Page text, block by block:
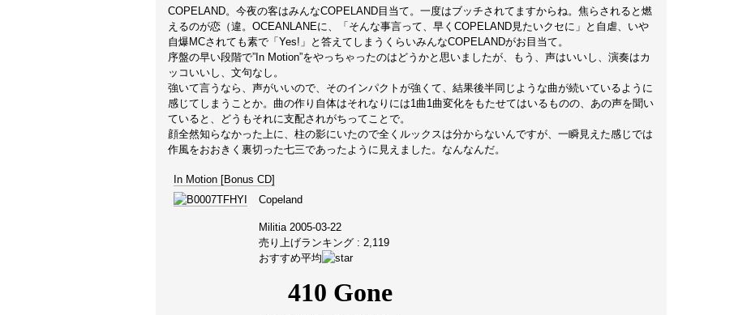
COPELAND。今夜の客はみんなCOPELAND目当て。一度はブッチされてますからね。焦らされると燃
えるのが恋（違。OCEANLANEに、「そんな事言って、早くCOPELAND見たいクセに」と自虐、いや
自爆MCされても素で「Yes!」と答えてしまうくらいみんなCOPELANDがお目当て。
序盤の早い段階で”In Motion”をやっちゃったのはどうかと思いましたが、もう、声はいいし、演奏はカ
ッコいいし、文句なし。
強いて言うなら、声がいいので、そのインパクトが強くて、結果後半同じような曲が続いているように
感じてしまうことか。曲の作り自体はそれなりには1曲1曲変化をもたせてはいるものの、あの声を聞い
ていると、どうもそれに支配されがちってことで。
顔全然知らなかった上に、柱の影にいたので全くルックスは分からないんですが、一瞬見えた感じでは
作風をおおきく裏切った七三であったように見えました。なんなんだ。
In Motion [Bonus CD]
Copeland
Militia 2005-03-22
売り上げランキング : 2,119
おすすめ平均